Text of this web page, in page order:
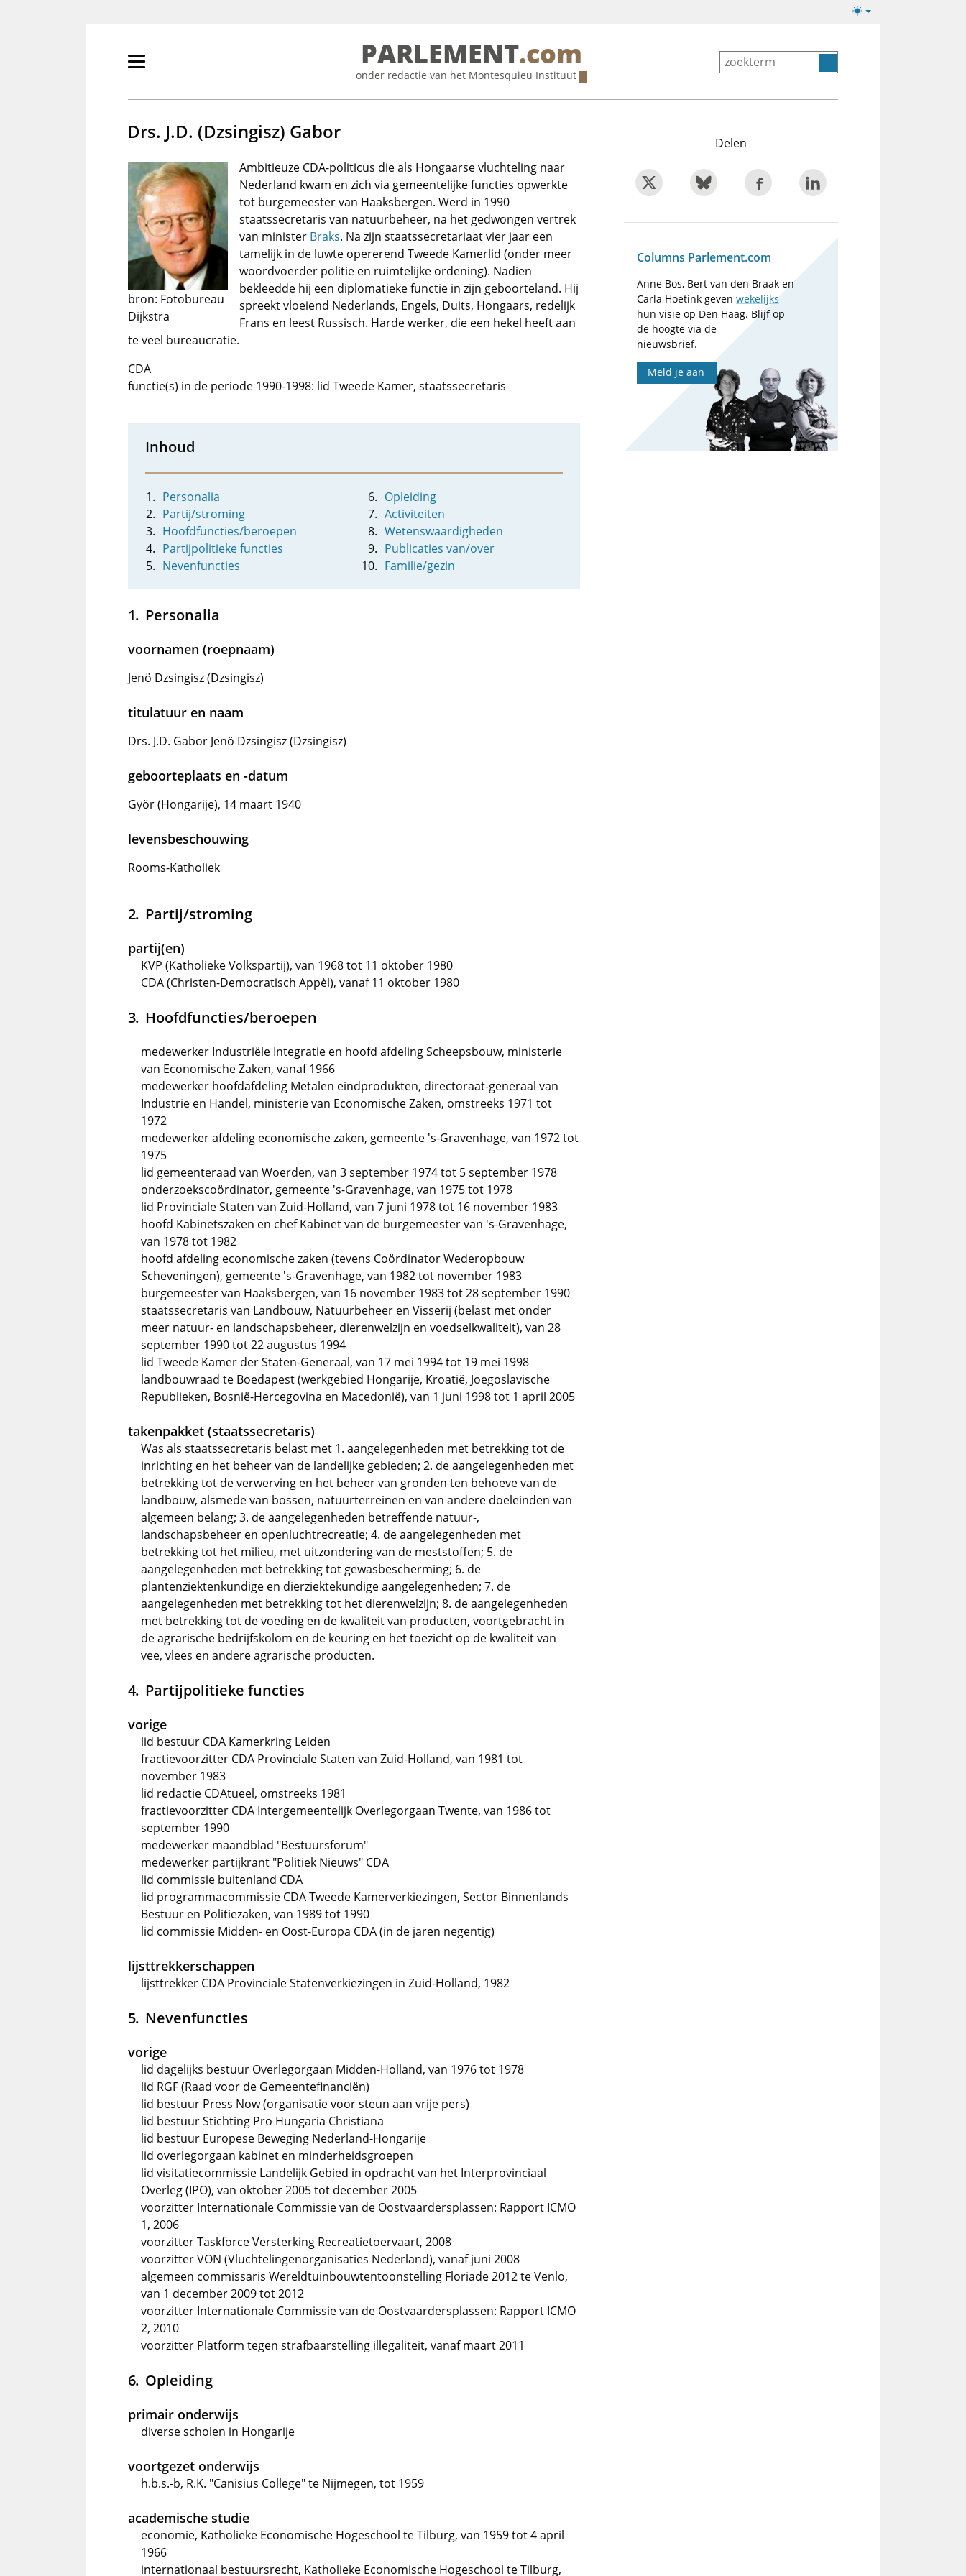
Lichte/donkere
Primair
tonen/verbergen
PARLEMENT.com
onder redactie van het Montesquieu Instituut
Drs. J.D. (Dzsingisz) Gabor
bron: Fotobureau
Dijkstra
Ambitieuze CDA-politicus die als Hongaarse vluchteling naar
Nederland kwam en zich via gemeentelijke functies opwerkte
tot burgemeester van Haaksbergen. Werd in 1990
staatssecretaris van natuurbeheer, na het gedwongen vertrek
van minister Braks. Na zijn staatssecretariaat vier jaar een
tamelijk in de luwte opererend Tweede Kamerlid (onder meer
woordvoerder politie en ruimtelijke ordening). Nadien
bekleedde hij een diplomatieke functie in zijn geboorteland. Hij
spreekt vloeiend Nederlands, Engels, Duits, Hongaars, redelijk
Frans en leest Russisch. Harde werker, die een hekel heeft aan
te veel bureaucratie.
CDA
functie(s) in de periode 1990-1998: lid Tweede Kamer, staatssecretaris
Inhoud
Personalia
Partij/stroming
Hoofdfuncties/beroepen
Partijpolitieke functies
Nevenfuncties
Opleiding
Activiteiten
Wetenswaardigheden
Publicaties van/over
Familie/gezin
Personalia
voornamen (roepnaam)
Jenö Dzsingisz (Dzsingisz)
titulatuur en naam
Drs. J.D. Gabor Jenö Dzsingisz (Dzsingisz)
geboorteplaats en -datum
Györ (Hongarije), 14 maart 1940
levensbeschouwing
Rooms-Katholiek
Partij/stroming
partij(en)
KVP (Katholieke Volkspartij), van 1968 tot 11 oktober 1980
CDA (Christen-Democratisch Appèl), vanaf 11 oktober 1980
Hoofdfuncties/beroepen
medewerker Industriële Integratie en hoofd afdeling Scheepsbouw, ministerie
van Economische Zaken, vanaf 1966
medewerker hoofdafdeling Metalen eindprodukten, directoraat-generaal van
Industrie en Handel, ministerie van Economische Zaken, omstreeks 1971 tot
1972
medewerker afdeling economische zaken, gemeente 's-Gravenhage, van 1972 tot
1975
lid gemeenteraad van Woerden, van 3 september 1974 tot 5 september 1978
onderzoekscoördinator, gemeente 's-Gravenhage, van 1975 tot 1978
lid Provinciale Staten van Zuid-Holland, van 7 juni 1978 tot 16 november 1983
hoofd Kabinetszaken en chef Kabinet van de burgemeester van 's-Gravenhage,
van 1978 tot 1982
hoofd afdeling economische zaken (tevens Coördinator Wederopbouw
Scheveningen), gemeente 's-Gravenhage, van 1982 tot november 1983
burgemeester van Haaksbergen, van 16 november 1983 tot 28 september 1990
staatssecretaris van Landbouw, Natuurbeheer en Visserij (belast met onder
meer natuur- en landschapsbeheer, dierenwelzijn en voedselkwaliteit), van 28
september 1990 tot 22 augustus 1994
lid Tweede Kamer der Staten-Generaal, van 17 mei 1994 tot 19 mei 1998
landbouwraad te Boedapest (werkgebied Hongarije, Kroatië, Joegoslavische
Republieken, Bosnië-Hercegovina en Macedonië), van 1 juni 1998 tot 1 april 2005
takenpakket (staatssecretaris)
Was als staatssecretaris belast met 1. aangelegenheden met betrekking tot de
inrichting en het beheer van de landelijke gebieden; 2. de aangelegenheden met
betrekking tot de verwerving en het beheer van gronden ten behoeve van de
landbouw, alsmede van bossen, natuurterreinen en van andere doeleinden van
algemeen belang; 3. de aangelegenheden betreffende natuur-,
landschapsbeheer en openluchtrecreatie; 4. de aangelegenheden met
betrekking tot het milieu, met uitzondering van de meststoffen; 5. de
aangelegenheden met betrekking tot gewasbescherming; 6. de
plantenziektenkundige en dierziektekundige aangelegenheden; 7. de
aangelegenheden met betrekking tot het dierenwelzijn; 8. de aangelegenheden
met betrekking tot de voeding en de kwaliteit van producten, voortgebracht in
de agrarische bedrijfskolom en de keuring en het toezicht op de kwaliteit van
vee, vlees en andere agrarische producten.
Partijpolitieke functies
vorige
lid bestuur CDA Kamerkring Leiden
fractievoorzitter CDA Provinciale Staten van Zuid-Holland, van 1981 tot
november 1983
lid redactie CDAtueel, omstreeks 1981
fractievoorzitter CDA Intergemeentelijk Overlegorgaan Twente, van 1986 tot
september 1990
medewerker maandblad "Bestuursforum"
medewerker partijkrant "Politiek Nieuws" CDA
lid commissie buitenland CDA
lid programmacommissie CDA Tweede Kamerverkiezingen, Sector Binnenlands
Bestuur en Politiezaken, van 1989 tot 1990
lid commissie Midden- en Oost-Europa CDA (in de jaren negentig)
lijsttrekkerschappen
lijsttrekker CDA Provinciale Statenverkiezingen in Zuid-Holland, 1982
Nevenfuncties
vorige
lid dagelijks bestuur Overlegorgaan Midden-Holland, van 1976 tot 1978
lid RGF (Raad voor de Gemeentefinanciën)
lid bestuur Press Now (organisatie voor steun aan vrije pers)
lid bestuur Stichting Pro Hungaria Christiana
lid bestuur Europese Beweging Nederland-Hongarije
lid overlegorgaan kabinet en minderheidsgroepen
lid visitatiecommissie Landelijk Gebied in opdracht van het Interprovinciaal
Overleg (IPO), van oktober 2005 tot december 2005
voorzitter Internationale Commissie van de Oostvaardersplassen: Rapport ICMO
1, 2006
voorzitter Taskforce Versterking Recreatietoervaart, 2008
voorzitter VON (Vluchtelingenorganisaties Nederland), vanaf juni 2008
algemeen commissaris Wereldtuinbouwtentoonstelling Floriade 2012 te Venlo,
van 1 december 2009 tot 2012
voorzitter Internationale Commissie van de Oostvaardersplassen: Rapport ICMO
2, 2010
voorzitter Platform tegen strafbaarstelling illegaliteit, vanaf maart 2011
Opleiding
primair onderwijs
diverse scholen in Hongarije
voortgezet onderwijs
h.b.s.-b, R.K. "Canisius College" te Nijmegen, tot 1959
academische studie
economie, Katholieke Economische Hogeschool te Tilburg, van 1959 tot 4 april
1966
internationaal bestuursrecht, Katholieke Economische Hogeschool te Tilburg,
Delen
Columns Parlement.com
Anne Bos, Bert van den Braak en
Carla Hoetink gevenwekelijks
hun visie op Den Haag. Blijf op
de hoogte via de
nieuwsbrief.
Meld je aan